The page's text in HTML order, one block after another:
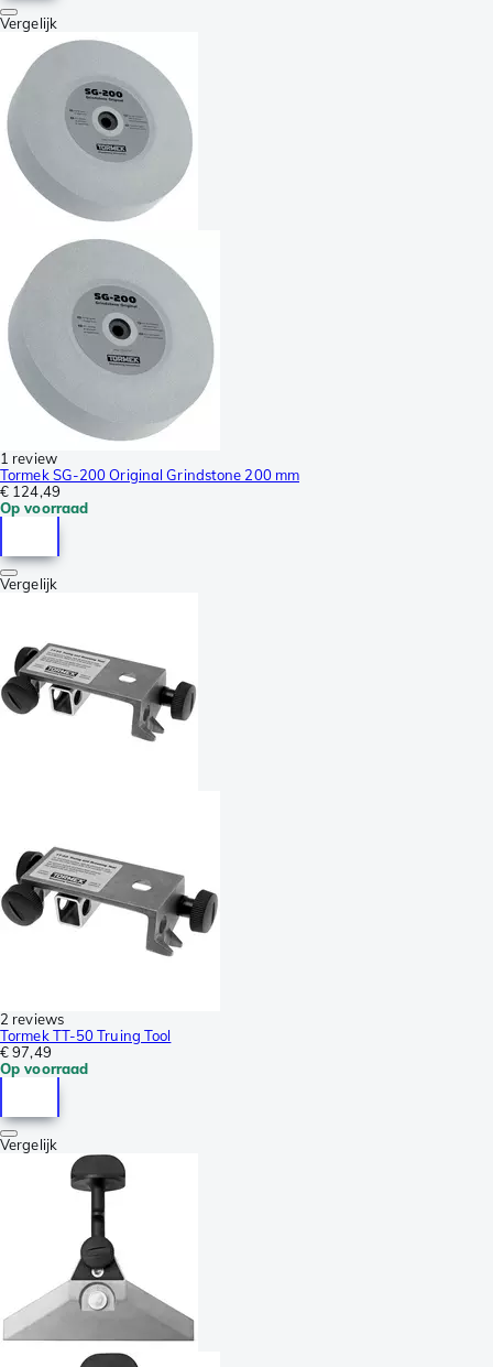
Vergelijk
1 review
Tormek SG-200 Original Grindstone 200 mm
€ 124,49
Op voorraad
Vergelijk
2 reviews
Tormek TT-50 Truing Tool
€ 97,49
Op voorraad
Vergelijk